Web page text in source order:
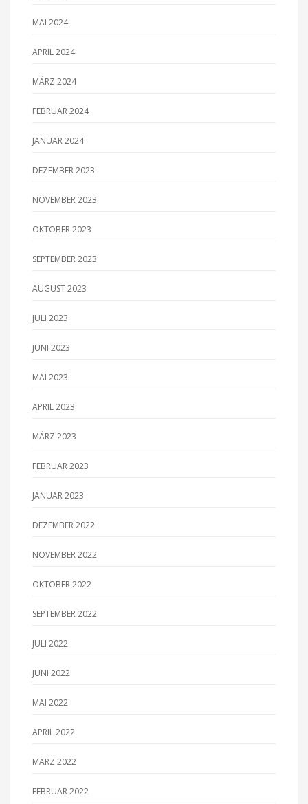
MAI 2024
APRIL 2024
MÄRZ 2024
FEBRUAR 2024
JANUAR 2024
DEZEMBER 2023
NOVEMBER 2023
OKTOBER 2023
SEPTEMBER 2023
AUGUST 2023
JULI 2023
JUNI 2023
MAI 2023
APRIL 2023
MÄRZ 2023
FEBRUAR 2023
JANUAR 2023
DEZEMBER 2022
NOVEMBER 2022
OKTOBER 2022
SEPTEMBER 2022
JULI 2022
JUNI 2022
MAI 2022
APRIL 2022
MÄRZ 2022
FEBRUAR 2022